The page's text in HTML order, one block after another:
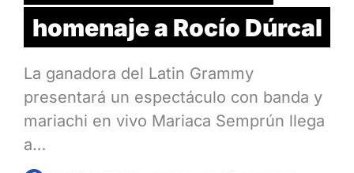
homenaje a Rocío Dúrcal
La ganadora del Latin Grammy
presentará un espectáculo con banda y
mariachi en vivo Mariaca Semprún llega
a…